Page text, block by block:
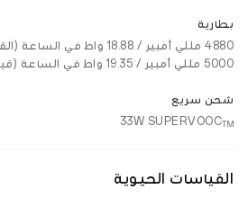
بطارية
4880 مللي أمبير / 18.88 واط في الساعة (القيمة المقدرة)
5000 مللي أمبير / 19.35 واط في الساعة (قيمة نموذجية)
شحن سريع
33W SUPERVOOCTM
القياسات الحيوية